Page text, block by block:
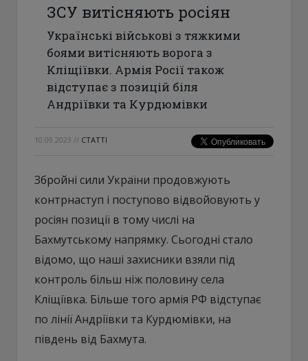
ЗСУ витісняють росіян
Українські військові з тяжкими
боями витісняють ворога з
Кліщіївки. Армія Росії також
відступає з позицій біля
Андріївки та Курдюмівки
10.09.2023 // СТАТТІ
Збройні сили України продовжують
контрнаступ і поступово відвойовують у
росіян позиції в тому числі на
Бахмутському напрямку. Сьогодні стало
відомо, що наші захисники взяли під
контроль більш ніж половину села
Кліщіївка. Більше того армія РФ відступає
по лінії Андріївки та Курдюмівки, на
південь від Бахмута.